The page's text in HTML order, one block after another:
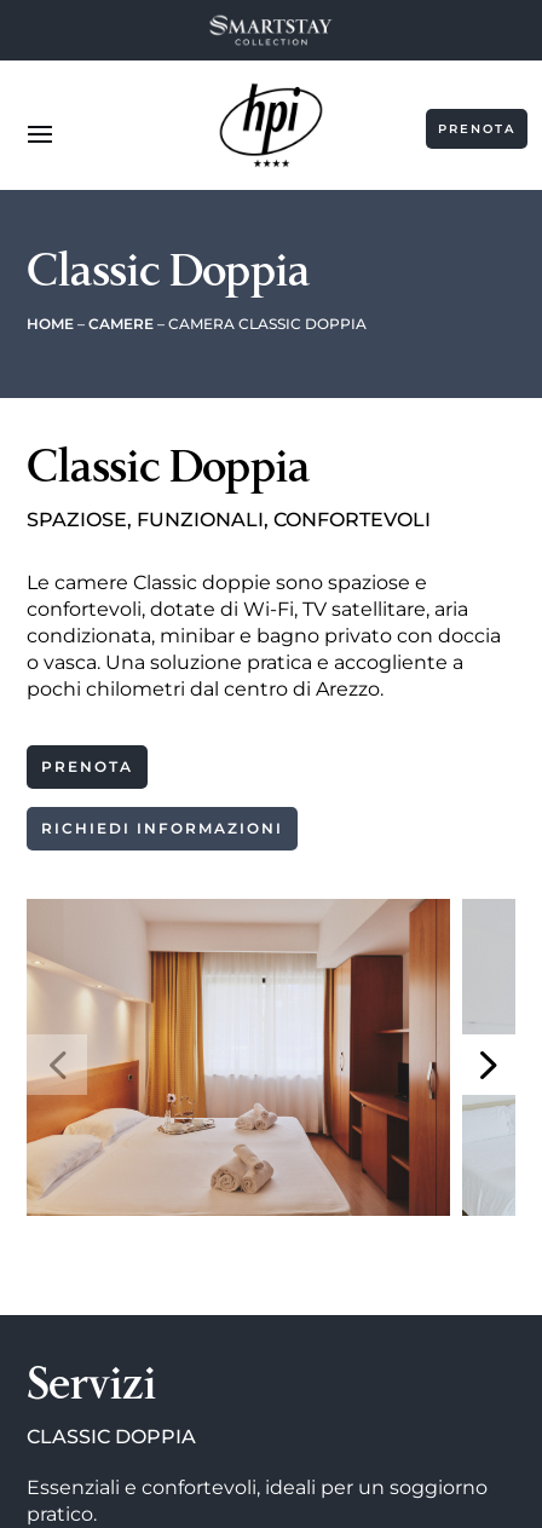
PRENOTA
Classic Doppia
HOME –CAMERE – CAMERA CLASSIC DOPPIA
Classic Doppia
SPAZIOSE, FUNZIONALI, CONFORTEVOLI
Lecamere Classic doppie sono spaziose e
confortevoli, dotate di Wi-Fi, TV satellitare, aria
condizionata, minibar e bagno privato con doccia
o vasca. Una soluzione pratica e accogliente a
pochi chilometri dal centro di Arezzo.
PRENOTA
RICHIEDI INFORMAZIONI
Servizi
CLASSIC DOPPIA
Essenziali e confortevoli, ideali per un soggiorno
pratico.